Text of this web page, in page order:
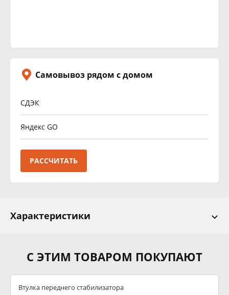
Самовывоз рядом с домом
СДЭК
Яндекс GO
РАССЧИТАТЬ
Характеристики
С ЭТИМ ТОВАРОМ ПОКУПАЮТ
Втулка переднего стабилизатора